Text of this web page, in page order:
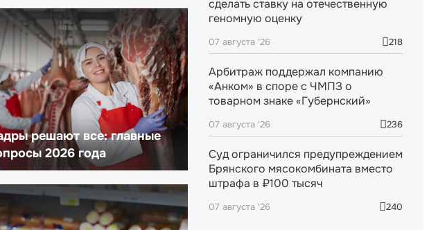
решают все: главные
2026 года
сделать ставку на отечественную
геномную оценку
07 августа '26 218
Арбитраж поддержал компанию
«Анком» в споре с ЧМПЗ о
товарном знаке «Губернский»
07 августа '26 236
Суд ограничился предупреждением
Брянского мясокомбината вместо
штрафа в ₽100 тысяч
07 августа '26 240